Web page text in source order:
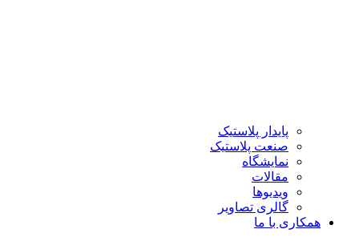
پایدار پلاستیک
صنعت پلاستیک
نمایشگاه
مقالات
ویدیوها
گالری تصاویر
همکاری با ما